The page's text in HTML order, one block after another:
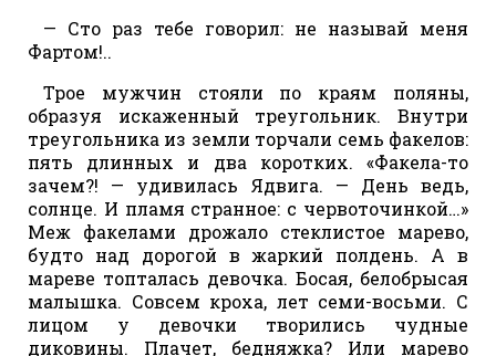
— Сто раз тебе говорил: не называй меня
Фартом!..
Трое мужчин стояли по краям поляны,
образуя искаженный треугольник. Внутри
треугольника из земли торчали семь факелов:
пять длинных и два коротких. «Факела-то
зачем?! — удивилась Ядвига. — День ведь,
солнце. И пламя странное: с червоточинкой…»
Меж факелами дрожало стеклистое марево,
будто над дорогой в жаркий полдень. А в
мареве топталась девочка. Босая, белобрысая
малышка. Совсем кроха, лет семи-восьми. С
лицом у девочки творились чудные
диковины. Плачет, бедняжка? Или марево